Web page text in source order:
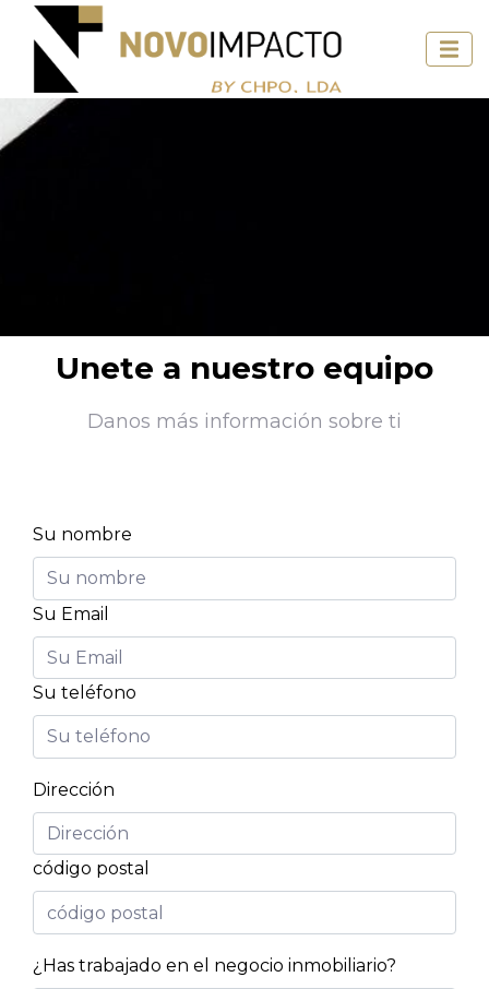
Unete a nuestro equipo
Danos más información sobre ti
Su nombre
Su Email
Su teléfono
Dirección
código postal
¿Has trabajado en el negocio inmobiliario?